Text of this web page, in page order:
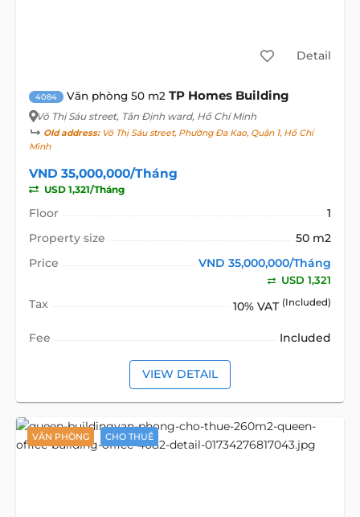
Detail
4084 Văn phòng 50 m2 TP Homes Building
Võ Thị Sáu street, Tân Định ward, Hồ Chí Minh
Old address:Võ Thị Sáu street, Phường Đa Kao, Quận 1, Hồ Chí
Minh
VND 35,000,000/Tháng
USD 1,321/Tháng
Floor
1
Property size
50 m2
Price
VND 35,000,000/Tháng
USD 1,321
Tax 10% VAT (Included)
Fee Included
VIEW DETAIL
VĂN PHÒNG CHO THUÊ